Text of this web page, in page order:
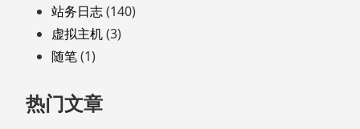
站务日志(140)
虚拟主机(3)
随笔(1)
热门文章